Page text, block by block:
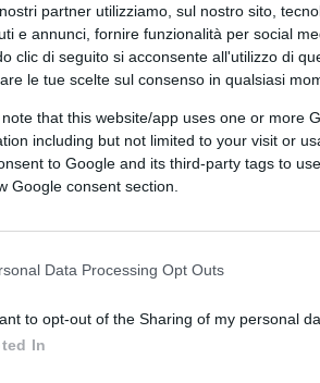
partner utilizziamo, sul nostro sito,
e annunci, fornire funzionalità per social
clic di seguito si acconsente all'utilizzo di
le tue scelte sul consenso in qualsiasi
note that this website/app uses one or more
including but not limited to your visit or
to Google and its third-party tags to
Google consent section.
Data Processing Opt Outs
to opt-out of the Sharing of my personal
In
dietro il
pubblica. Ma sul Covid e sui